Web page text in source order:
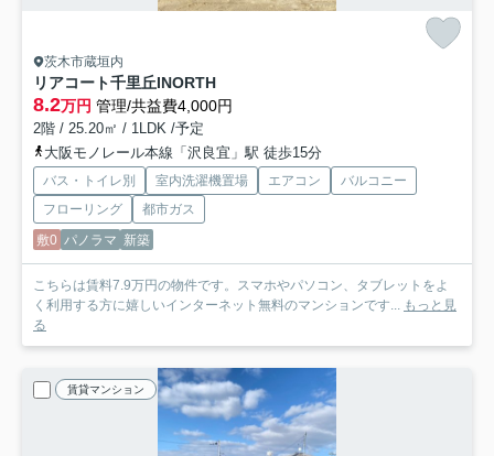
茨木市蔵垣内
リアコート千里丘INORTH
8.2万円 管理/共益費4,000円
2階 / 25.20㎡ / 1LDK /予定
大阪モノレール本線「沢良宜」駅 徒歩15分
バス・トイレ別 室内洗濯機置場 エアコン
バルコニー
フローリング
都市ガス
敷0 パノラマ 新築
こちらは賃料7.9万円の物件です。スマホやパソコン、タブレットをよ
く利用する方に嬉しいインターネット無料のマンションです...
もっと見
る
賃貸マンション